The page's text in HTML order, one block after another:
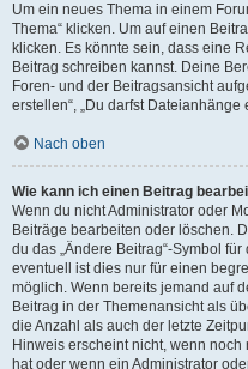
Um ein neues Thema in einem
Thema“ klicken. Um auf einen
klicken. Es könnte sein, dass eine
Beitrag schreiben kannst. Deine
Foren- und der Beitragsansicht
erstellen“, „Du darfst Dateianhänge
Nach oben
Wie kann ich einen Beitrag
Wenn du nicht Administrator oder
Beiträge bearbeiten oder löschen.
du das „Ändere Beitrag“-Symbol
eventuell ist dies nur für einen
möglich. Wenn bereits jemand auf
Beitrag in der Themenansicht als
die Anzahl als auch der letzte
Hinweis erscheint nicht, wenn
hat oder wenn ein Administrator